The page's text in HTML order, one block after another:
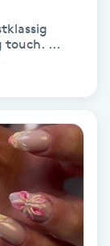
touch. ...